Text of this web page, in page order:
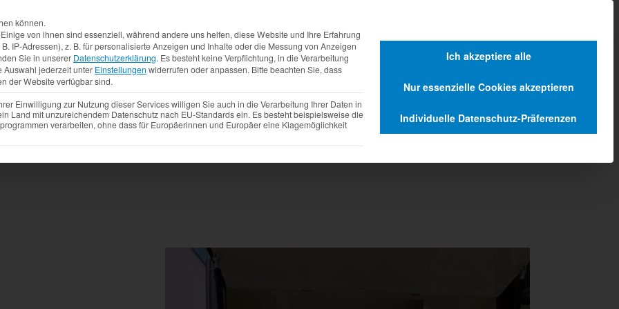
Aktuelles
können.
von ihnen sind essenziell, während andere uns helfen, diese Website und Ihre Erfahrung
IP-Adressen), z. B. für personalisierte Anzeigen und Inhalte oder die Messung von Anzeigen
Sie in unserer Datenschutzerklärung. Es besteht keine Verpflichtung, in die Verarbeitung
Auswahl jederzeit unter Einstellungen widerrufen oder anpassen. Bitte beachten Sie, dass
der Website verfügbar sind.
Einwilligung zur Nutzung dieser Services willigen Sie auch in die Verarbeitung Ihrer Daten in
Land mit unzureichendem Datenschutz nach EU-Standards ein. Es besteht beispielsweise die
verarbeiten, ohne dass für Europäerinnen und Europäer eine Klagemöglichkeit
Ich akzeptiere alle
Nur essenzielle Cookies akzeptieren
Individuelle Datenschutz-Präferenzen